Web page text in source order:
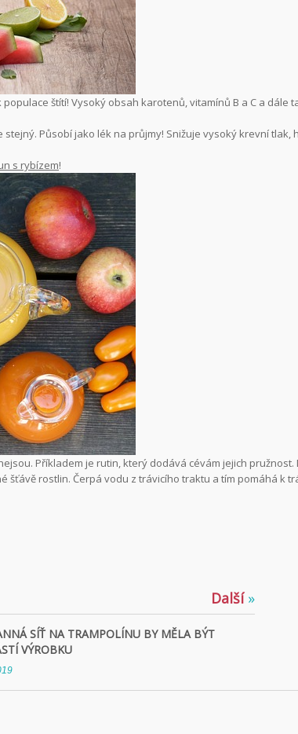
štítí! Vysoký obsah karotenů, vitamínů B a C a dále
Působí jako lék na průjmy! Snižuje vysoký krevní tlak,
s rybízem!
Příkladem je rutin, který dodává cévám jejich pružnost.
rostlin. Čerpá vodu z trávicího traktu a tím pomáhá k
Další »
SÍŤ NA TRAMPOLÍNU BY MĚLA BÝT
VÝROBKU